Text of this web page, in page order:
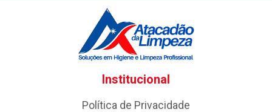
Institucional
Política de Privacidade